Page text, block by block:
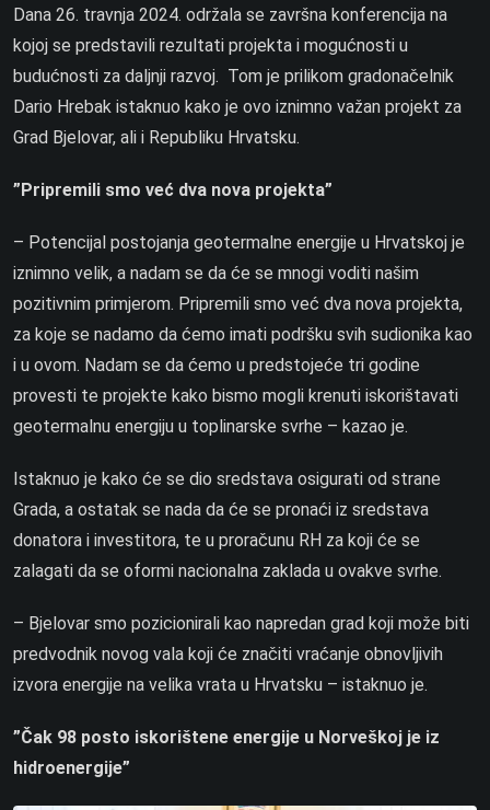
Dana 26. travnja 2024. održala se završna konferencija na
kojoj se predstavili rezultati projekta i mogućnosti u
budućnosti za daljnji razvoj. Tom je prilikom gradonačelnik
Dario Hrebak istaknuo kako je ovo iznimno važan projekt za
Grad Bjelovar, ali i Republiku Hrvatsku.
”Pripremili smo već dva nova projekta”
– Potencijal postojanja geotermalne energije u Hrvatskoj je
iznimno velik, a nadam se da će se mnogi voditi našim
pozitivnim primjerom. Pripremili smo već dva nova projekta,
za koje se nadamo da ćemo imati podršku svih sudionika kao
i u ovom. Nadam se da ćemo u predstojeće tri godine
provesti te projekte kako bismo mogli krenuti iskorištavati
geotermalnu energiju u toplinarske svrhe – kazao je.
Istaknuo je kako će se dio sredstava osigurati od strane
Grada, a ostatak se nada da će se pronaći iz sredstava
donatora i investitora, te u proračunu RH za koji će se
zalagati da se oformi nacionalna zaklada u ovakve svrhe.
– Bjelovar smo pozicionirali kao napredan grad koji može biti
predvodnik novog vala koji će značiti vraćanje obnovljivih
izvora energije na velika vrata u Hrvatsku – istaknuo je.
”Čak 98 posto iskorištene energije u Norveškoj je iz
hidroenergije”